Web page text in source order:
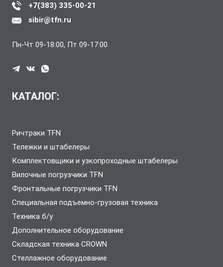
+7(383) 335-00-21
sibir@tfn.ru
Пн-Чт 09-18:00, Пт 09-17:00
КАТАЛОГ:
Ричтраки TFN
Тележки и штабелеры
Комплектовщики и узкопроходные штабелеры
Вилочные погрузчики TFN
Фронтальные погрузчики TFN
Специальная подъемно-грузовая техника
Техника б/у
Дополнительное оборудование
Складская техника CROWN
Стеллажное оборудование